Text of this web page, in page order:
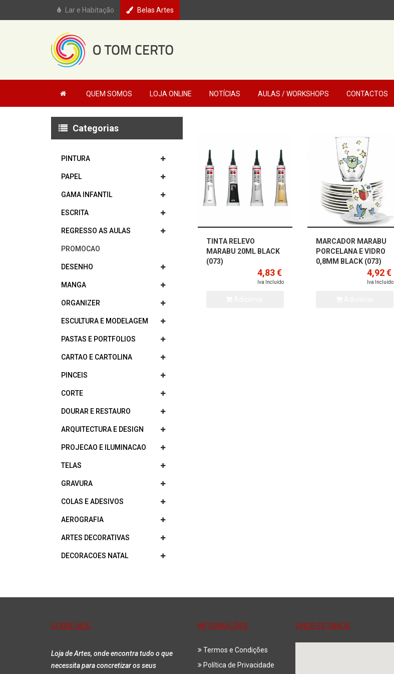
Lar e Habitação Belas Artes
QUEM SOMOS LOJA ONLINE NOTÍCIAS AULAS / WORKSHOPS CONTACTOS
Categorias
PINTURA
PAPEL
GAMA INFANTIL
ESCRITA
REGRESSO AS AULAS
PROMOCAO
DESENHO
MANGA
ORGANIZER
ESCULTURA E MODELAGEM
PASTAS E PORTFOLIOS
CARTAO E CARTOLINA
PINCEIS
CORTE
DOURAR E RESTAURO
ARQUITECTURA E DESIGN
PROJECAO E ILUMINACAO
TELAS
GRAVURA
COLAS E ADESIVOS
AEROGRAFIA
ARTES DECORATIVAS
DECORACOES NATAL
TINTA RELEVO
MARABU 20ML BLACK
(073)
4,83 €
Iva Incluído
MARCADOR MARABU
PORCELANA E VIDRO
0,8MM BLACK (073)
4,92 €
Iva Incluído
SOBRE NÓS
Loja de Artes, onde encontra tudo o que
necessita para concretizar os seus
INFORMAÇÕES
Termos e Condições
Política de Privacidade
ONDE ESTAMOS